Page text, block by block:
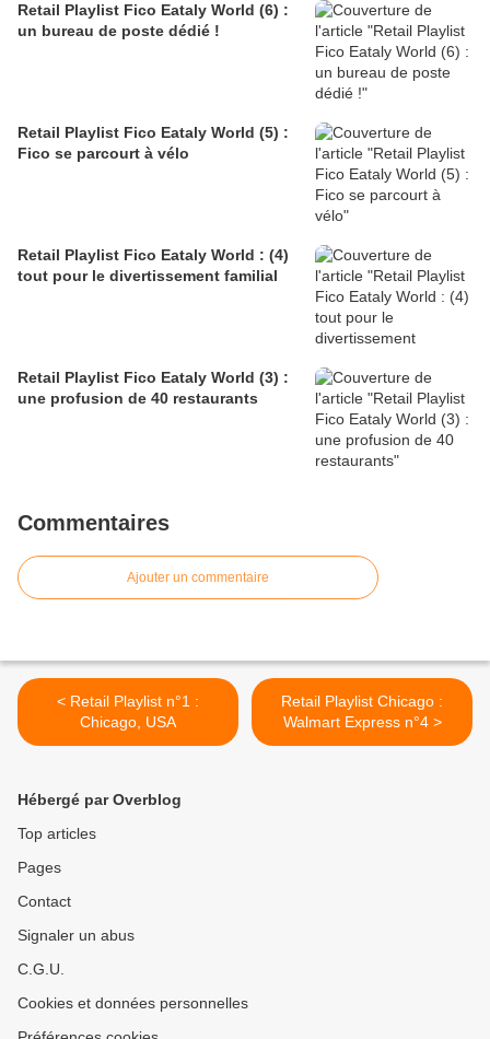
Retail Playlist Fico Eataly World (6) :
un bureau de poste dédié !
Retail Playlist Fico Eataly World (5) :
Fico se parcourt à vélo
Retail Playlist Fico Eataly World : (4)
tout pour le divertissement familial
Retail Playlist Fico Eataly World (3) :
une profusion de 40 restaurants
Commentaires
Ajouter un commentaire
< Retail Playlist n°1 :
Chicago, USA
Retail Playlist Chicago :
Walmart Express n°4 >
Hébergé par Overblog
Top articles
Pages
Contact
Signaler un abus
C.G.U.
Cookies et données personnelles